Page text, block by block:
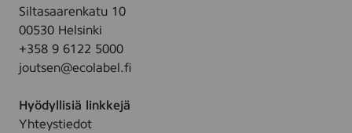
Siltasaarenkatu 10
00530 Helsinki
+358 9 6122 5000
joutsen@ecolabel.fi
Hyödyllisiä linkkejä
Yhteystiedot